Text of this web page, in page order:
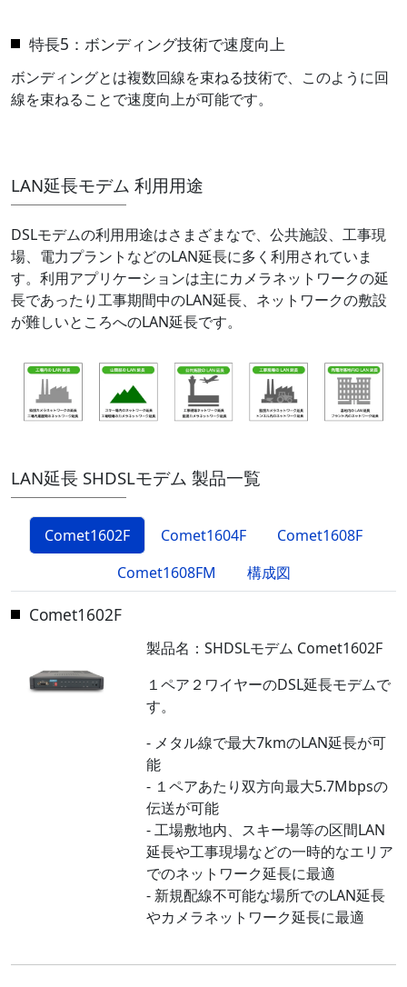
特長5：ボンディング技術で速度向上
ボンディングとは複数回線を束ねる技術で、このように回
線を束ねることで速度向上が可能です。
LAN延長モデム 利用用途
DSLモデムの利用用途はさまざまなで、公共施設、工事現
場、電力プラントなどのLAN延長に多く利用されていま
す。利用アプリケーションは主にカメラネットワークの延
長であったり工事期間中のLAN延長、ネットワークの敷設
が難しいところへのLAN延長です。
LAN延長 SHDSLモデム 製品一覧
Comet1602F Comet1604F
Comet1608F
Comet1608FM
構成図
Comet1602F
製品名：SHDSLモデム Comet1602F
１ペア２ワイヤーのDSL延長モデムで
す。
- メタル線で最大7kmのLAN延長が可
能
- １ペアあたり双方向最大5.7Mbpsの
伝送が可能
- 工場敷地内、スキー場等の区間LAN
延長や工事現場などの一時的なエリア
でのネットワーク延長に最適
- 新規配線不可能な場所でのLAN延長
やカメラネットワーク延長に最適